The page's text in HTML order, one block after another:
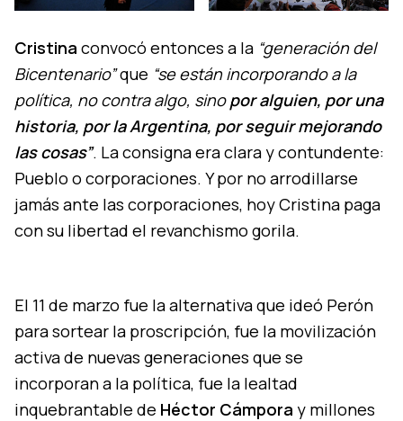
Cristina convocó entonces a la “generación del
Bicentenario”que “se están incorporando a la
política, no contra algo, sinopor alguien, por una
historia, por la Argentina, por seguir mejorando
las cosas”. La consigna era clara y contundente:
Pueblo o corporaciones. Y por no arrodillarse
jamás ante las corporaciones, hoy Cristina paga
con su libertad el revanchismo gorila.
El 11 de marzo fue la alternativa que ideó Perón
para sortear la proscripción, fue la movilización
activa de nuevas generaciones que se
incorporan a la política, fue la lealtad
inquebrantable de Héctor Cámpora y millones